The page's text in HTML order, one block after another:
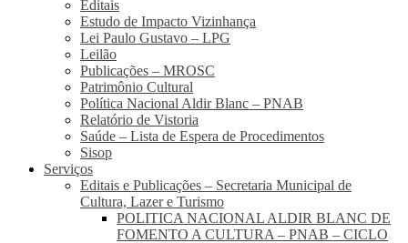
Editais
Estudo de Impacto Vizinhança
Lei Paulo Gustavo – LPG
Leilão
Publicações – MROSC
Patrimônio Cultural
Política Nacional Aldir Blanc – PNAB
Relatório de Vistoria
Saúde – Lista de Espera de Procedimentos
Sisop
Serviços
Editais e Publicações – Secretaria Municipal de
Cultura, Lazer e Turismo
POLITICA NACIONAL ALDIR BLANC DE
FOMENTO A CULTURA – PNAB – CICLO